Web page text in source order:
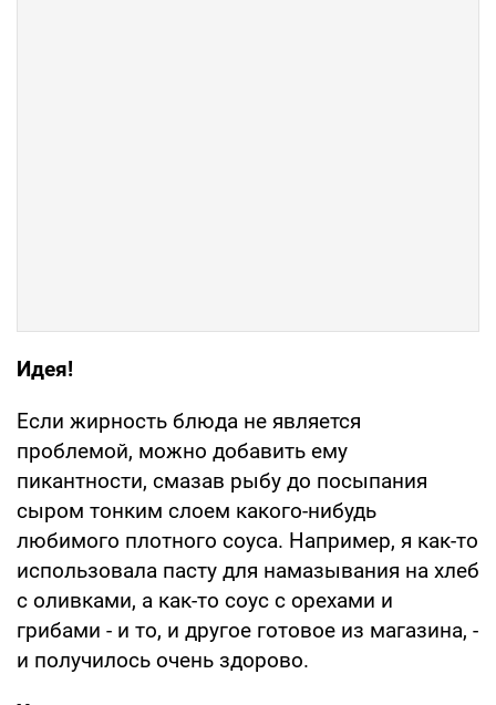
Идея!
Если жирность блюда не является
проблемой, можно добавить ему
пикантности, смазав рыбу до посыпания
сыром тонким слоем какого-нибудь
любимого плотного соуса. Например, я как-то
использовала пасту для намазывания на хлеб
с оливками, а как-то соус с орехами и
грибами - и то, и другое готовое из магазина, -
и получилось очень здорово.